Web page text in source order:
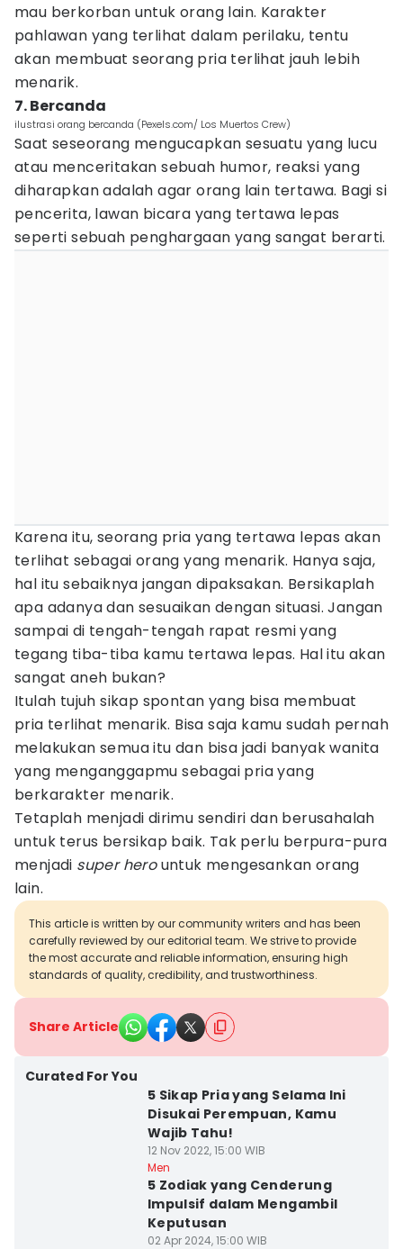
mau berkorban untuk orang lain. Karakter
pahlawan yang terlihat dalam perilaku, tentu
akan membuat seorang pria terlihat jauh lebih
menarik.
7. Bercanda
ilustrasi orang bercanda (Pexels.com/ Los Muertos Crew)
Saat seseorang mengucapkan sesuatu yang lucu
atau menceritakan sebuah humor, reaksi yang
diharapkan adalah agar orang lain tertawa. Bagi si
pencerita, lawan bicara yang tertawa lepas
seperti sebuah penghargaan yang sangat berarti.
Karena itu, seorang pria yang tertawa lepas akan
terlihat sebagai orang yang menarik. Hanya saja,
hal itu sebaiknya jangan dipaksakan. Bersikaplah
apa adanya dan sesuaikan dengan situasi. Jangan
sampai di tengah-tengah rapat resmi yang
tegang tiba-tiba kamu tertawa lepas. Hal itu akan
sangat aneh bukan?
Itulah tujuh sikap spontan yang bisa membuat
pria terlihat menarik. Bisa saja kamu sudah pernah
melakukan semua itu dan bisa jadi banyak wanita
yang menganggapmu sebagai pria yang
berkarakter menarik.
Tetaplah menjadi dirimu sendiri dan berusahalah
untuk terus bersikap baik. Tak perlu berpura-pura
menjadi super herountuk mengesankan orang
lain.
This article is written by our community writers and has been
carefully reviewed by our editorial team. We strive to provide
the most accurate and reliable information, ensuring high
standards of quality, credibility, and trustworthiness.
Share Article
Curated For You
5 Sikap Pria yang Selama Ini
Disukai Perempuan, Kamu
Wajib Tahu!
12 Nov 2022, 15:00 WIB
Men
5 Zodiak yang Cenderung
Impulsif dalam Mengambil
Keputusan
02 Apr 2024, 15:00 WIB